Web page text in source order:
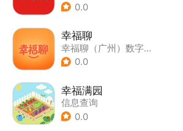
0.0
幸福聊
幸福聊（广州）数字科技有限公司
0.0
幸福满园
信息查询
0.0